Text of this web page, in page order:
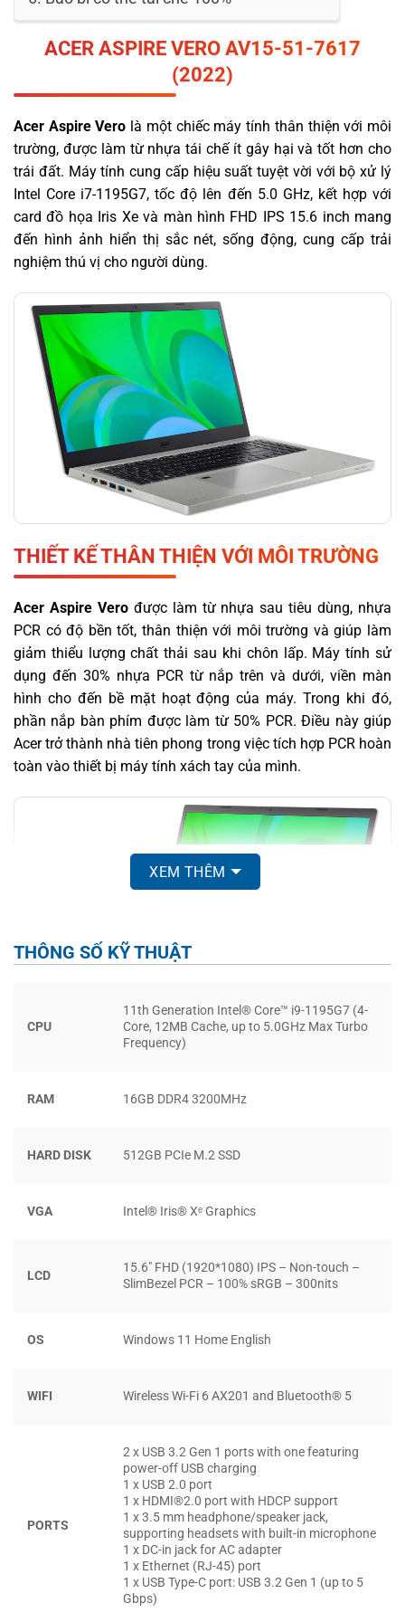
ACER ASPIREVERO AV15-51-7617
(2022)
Acer Aspire Vero là một chiếc máy tính thân thiện với môi
trường, được làm từ nhựa tái chế ít gây hại và tốt hơn cho
trái đất. Máy tính cung cấp hiệu suất tuyệt vời với bộ xử lý
Intel Core i7-1195G7, tốc độ lên đến 5.0 GHz, kết hợp với
card đồ họa Iris Xe và màn hình FHD IPS 15.6 inch mang
đến hình ảnh hiển thị sắc nét, sống động, cung cấp trải
nghiệm thú vị cho người dùng.
THIẾT KẾ THÂN THIỆN VỚI MÔI TRƯỜNG
Acer Aspire Verođược làm từ nhựa sau tiêu dùng, nhựa
PCR có độ bền tốt, thân thiện với môi trường và giúp làm
giảm thiểu lượng chất thải sau khi chôn lấp. Máy tính sử
dụng đến 30% nhựa PCR từ nắp trên và dưới, viền màn
hình cho đến bề mặt hoạt động của máy. Trong khi đó,
phần nắp bàn phím được làm từ 50% PCR. Điều này giúp
Acer trở thành nhà tiên phong trong việc tích hợp PCR hoàn
toàn vào thiết bị máy tính xách tay của mình.
Bao gồm việc sử dụng các vít tiêu chuẩn để quá trình sửa
được cung cấp sức mạnh bởi bộ xử lý
làm việc tuyệt vời. Bộ nhớ DDR4 16GB và SSD 512GB
mang đến nhiều không gian lưu trữ hơn cho phép người
trên máy tính của mình.
giúp kiểm soát năng lượng pin hiệu quả và thông minh
quan trọng bị tắt, cũng như giảm hiệu suất của cả hệ thống
để nâng cao tuổi thọ của pin hay tự động cân bằng giữa
hiệu suất và tiết kiệm năng lượng.
XEM THÊM
THÔNG SỐ KỸ THUẬT
CPU
11th Generation Intel® Core™ i9-1195G7 (4-
Core, 12MB Cache, up to 5.0GHz Max Turbo
Frequency)
RAM 16GB DDR4 3200MHz
HARD DISK 512GB PCIe M.2 SSD
VGA Intel® Iris® Xᵉ Graphics
LCD
15.6″ FHD (1920*1080) IPS – Non-touch –
SlimBezel PCR – 100% sRGB – 300nits
OS Windows 11 Home English
WIFI Wireless Wi-Fi 6 AX201 and Bluetooth® 5
PORTS
2 x USB 3.2 Gen 1 ports with one featuring
power-off USB charging
1 x USB 2.0 port
1 x HDMI®2.0 port with HDCP support
1 x 3.5 mm headphone/speaker jack,
supporting headsets with built-in microphone
1 x DC-in jack for AC adapter
1 x Ethernet (RJ-45) port
1 x USB Type-C port: USB 3.2 Gen 1 (up to 5
Gbps)